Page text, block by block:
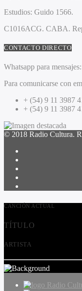
Estudios: Guido 1566.
C1016ACG. CABA.
CONTACTO DIRECTO
Whatsapp para mensajes:
Para comunicarse con
+ (54) 9 11 3987
+ (54) 9 11 3987
© 2018 Radio Cultura.
CANCIÓN ACTUAL
TÍTULO
ARTISTA
Radio